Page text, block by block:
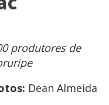
produtores de
Dean Almeida